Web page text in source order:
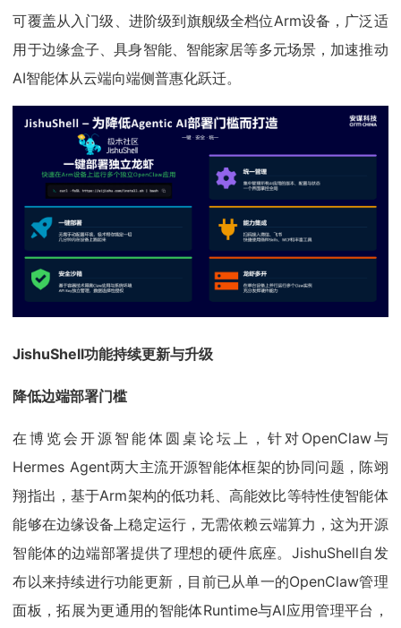
可覆盖从入门级、进阶级到旗舰级全档位Arm设备，广泛适
用于边缘盒子、具身智能、智能家居等多元场景，加速推动
AI智能体从云端向端侧普惠化跃迁。
JishuShell功能持续更新与升级
降低边端部署门槛
在博览会开源智能体圆桌论坛上，针对OpenClaw与
Hermes Agent两大主流开源智能体框架的协同问题，陈翊
翔指出，基于Arm架构的低功耗、高能效比等特性使智能体
能够在边缘设备上稳定运行，无需依赖云端算力，这为开源
智能体的边端部署提供了理想的硬件底座。JishuShell自发
布以来持续进行功能更新，目前已从单一的OpenClaw管理
面板，拓展为更通用的智能体Runtime与AI应用管理平台，